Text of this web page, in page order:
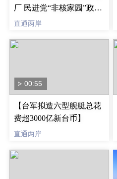
厂 民进党“非核家园”政策
生变】
直通两岸
00:55
【台军拟造六型舰艇总花
费超3000亿新台币】
直通两岸